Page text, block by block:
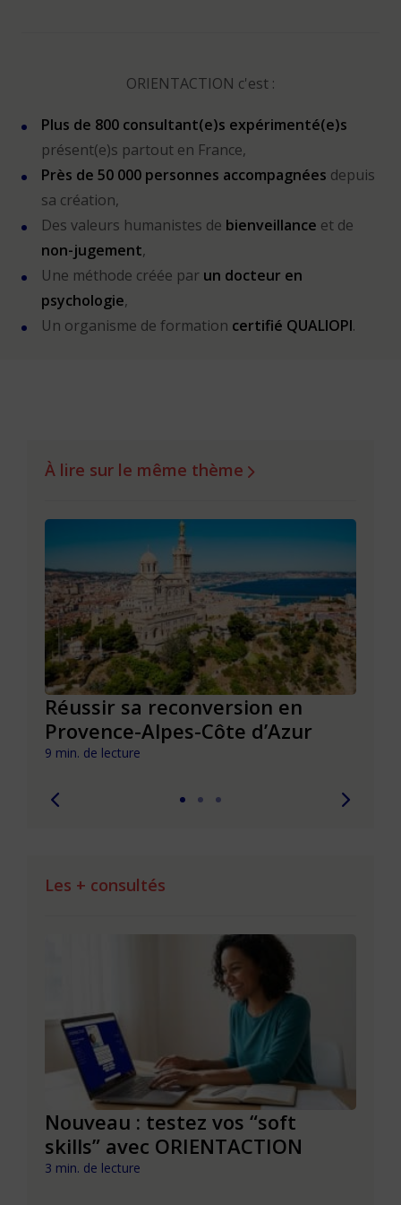
ORIENTACTION c'est :
Plus de 800 consultant(e)s expérimenté(e)s
présent(e)s partout en France,
Près de 50 000 personnes accompagnées depuis
sa création,
Des valeurs humanistes de bienveillance et de
non-jugement,
Une méthode créée par un docteur en
psychologie,
Un organisme de formation certifié QUALIOPI.
À lire sur le même thème
Réussir sa reconversion en
Provence-Alpes-Côte d’Azur
9 min. de lecture
Les + consultés
Nouveau : testez vos “soft
skills” avec ORIENTACTION
3 min. de lecture